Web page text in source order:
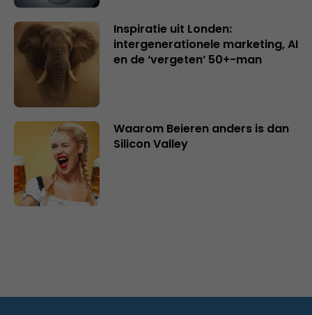
Inspiratie uit Londen:
intergenerationele marketing, AI
en de ‘vergeten’ 50+-man
Waarom Beieren anders is dan
Silicon Valley